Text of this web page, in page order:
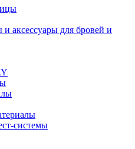
аксессуары для бровей и
системы